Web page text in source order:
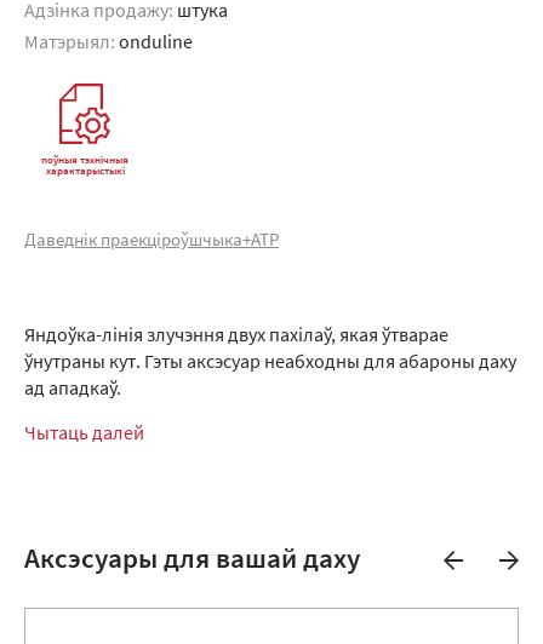
Адзінка продажу: штука
Матэрыял: onduline
поўныя тэхнічныя
характарыстыкі
Даведнік праекціроўшчыка+АТР
Яндоўка-лінія злучэння двух пахілаў, якая ўтварае
ўнутраны кут. Гэты аксэсуар неабходны для абароны даху
ад ападкаў.
Чытаць далей
Аксэсуары для вашай даху